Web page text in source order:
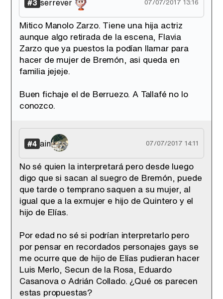
#3 07/07/2017 13:16
Mitico Manolo Zarzo. Tiene una hija actriz
aunque algo retirada de la escena, Flavia
Zarzo que ya puestos la podían llamar para
hacer de mujer de Bremón, asi queda en
familia jejeje.
Buen fichaje el de Berruezo. A Tallafé no lo
conozco.
#4 ain 07/07/2017 14:11
No sé quien la interpretará pero desde luego
digo que si sacan al suegro de Bremón, puede
que tarde o temprano saquen a su mujer, al
igual que a la exmujer e hijo de Quintero y el
hijo de Elías.
Por edad no sé si podrían interpretarlo pero
por pensar en recordados personajes gays se
me ocurre que de hijo de Elías pudieran hacer
Luis Merlo, Secun de la Rosa, Eduardo
Casanova o Adrián Collado. ¿Qué os parecen
estas propuestas?